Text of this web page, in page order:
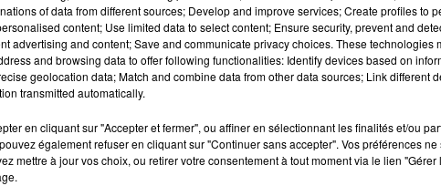
pour les �?? de 12 ans (boissons non comprises).
les �?? de 12 ans.
:
PORNIC.
of data from different sources; Develop and improve services; Create profiles to
content; Use limited data to select content; Ensure security, prevent and
advertising and content; Save and communicate privacy choices. These technologies
and browsing data to offer following functionalities: Identify devices based on
geolocation data; Match and combine data from other data sources; Link different
transmitted automatically.
en cliquant sur "Accepter et fermer", ou affiner en sélectionnant les finalités et/ou
également refuser en cliquant sur "Continuer sans accepter". Vos préférences
mettre à jour vos choix, ou retirer votre consentement à tout moment via le lien